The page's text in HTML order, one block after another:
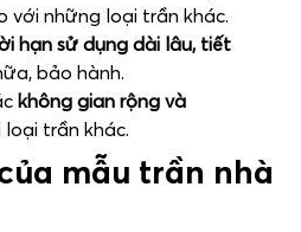
với những loại trần khác.
hạn sử dụng dài lâu, tiết
bảo hành.
không gian rộng và
loại trần khác.
mẫu trần nhà